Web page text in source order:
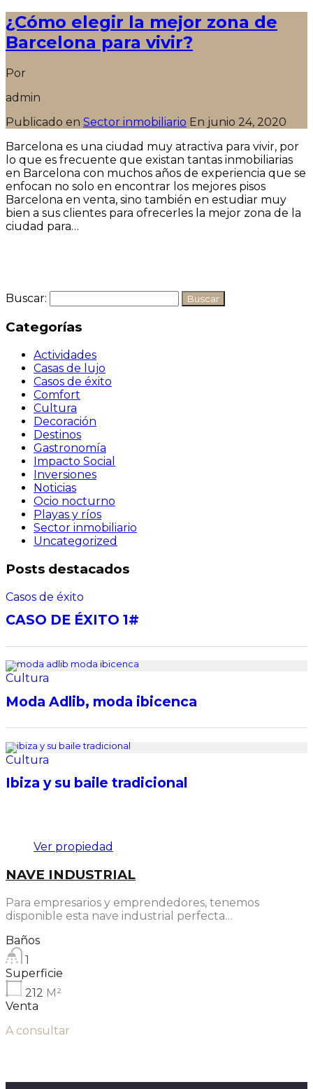
¿Cómo elegir la mejor zona de
Barcelona para vivir?
Por
admin
Publicado en Sector inmobiliario En junio 24, 2020
Barcelona es una ciudad muy atractiva para vivir, por
lo que es frecuente que existan tantas inmobiliarias
en Barcelona con muchos años de experiencia que se
enfocan no solo en encontrar los mejores pisos
Barcelona en venta, sino también en estudiar muy
bien a sus clientes para ofrecerles la mejor zona de la
ciudad para…
Buscar:
Categorías
Actividades
Casas de lujo
Casos de éxito
Comfort
Cultura
Decoración
Destinos
Gastronomía
Impacto Social
Inversiones
Noticias
Ocio nocturno
Playas y ríos
Sector inmobiliario
Uncategorized
Posts destacados
Casos de éxito
CASO DE ÉXITO 1#
Cultura
Moda Adlib, moda ibicenca
Cultura
Ibiza y su baile tradicional
Ver propiedad
NAVE INDUSTRIAL
Para empresarios y emprendedores, tenemos
disponible esta nave industrial perfecta…
Baños
1
Superficie
212 M²
Venta
A consultar